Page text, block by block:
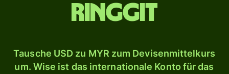
Ringgit
Tausche USD zu MYR zum Devisenmittelkurs
um. Wise ist das internationale Konto für das